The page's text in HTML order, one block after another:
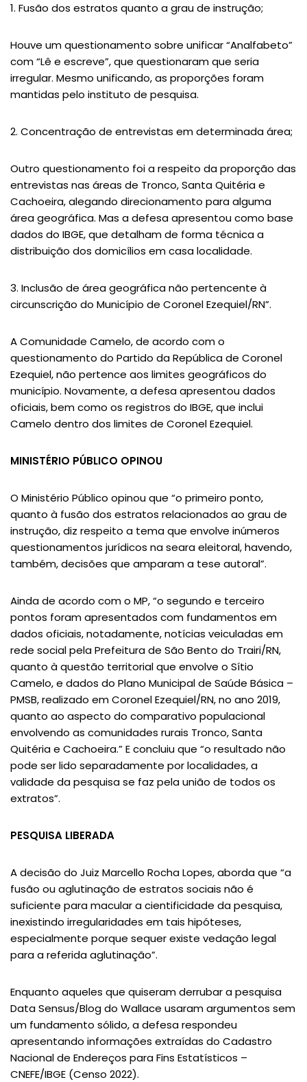
1. Fusão dos estratos quanto a grau de instrução;
Houve um questionamento sobre unificar “Analfabeto”
com “Lê e escreve”, que questionaram que seria
irregular. Mesmo unificando, as proporções foram
mantidas pelo instituto de pesquisa.
2. Concentração de entrevistas em determinada área;
Outro questionamento foi a respeito da proporção das
entrevistas nas áreas de Tronco, Santa Quitéria e
Cachoeira, alegando direcionamento para alguma
área geográfica. Mas a defesa apresentou como base
dados do IBGE, que detalham de forma técnica a
distribuição dos domicílios em casa localidade.
3. Inclusão de área geográfica não pertencente à
circunscrição do Município de Coronel Ezequiel/RN”.
A Comunidade Camelo, de acordo com o
questionamento do Partido da República de Coronel
Ezequiel, não pertence aos limites geográficos do
município. Novamente, a defesa apresentou dados
oficiais, bem como os registros do IBGE, que inclui
Camelo dentro dos limites de Coronel Ezequiel.
MINISTÉRIO PÚBLICO OPINOU
O Ministério Público opinou que “o primeiro ponto,
quanto à fusão dos estratos relacionados ao grau de
instrução, diz respeito a tema que envolve inúmeros
questionamentos jurídicos na seara eleitoral, havendo,
também, decisões que amparam a tese autoral”.
Ainda de acordo com o MP, “o segundo e terceiro
pontos foram apresentados com fundamentos em
dados oficiais, notadamente, notícias veiculadas em
rede social pela Prefeitura de São Bento do Trairi/RN,
quanto à questão territorial que envolve o Sítio
Camelo, e dados do Plano Municipal de Saúde Básica –
PMSB, realizado em Coronel Ezequiel/RN, no ano 2019,
quanto ao aspecto do comparativo populacional
envolvendo as comunidades rurais Tronco, Santa
Quitéria e Cachoeira.” E concluiu que “o resultado não
pode ser lido separadamente por localidades, a
validade da pesquisa se faz pela união de todos os
extratos”.
PESQUISA LIBERADA
A decisão do Juiz Marcello Rocha Lopes, aborda que “a
fusão ou aglutinação de estratos sociais não é
suficiente para macular a cientificidade da pesquisa,
inexistindo irregularidades em tais hipóteses,
especialmente porque sequer existe vedação legal
para a referida aglutinação”.
Enquanto aqueles que quiseram derrubar a pesquisa
Data Sensus/Blog do Wallace usaram argumentos sem
um fundamento sólido, a defesa respondeu
apresentando informações extraídas do Cadastro
Nacional de Endereços para Fins Estatísticos –
CNEFE/IBGE (Censo 2022).